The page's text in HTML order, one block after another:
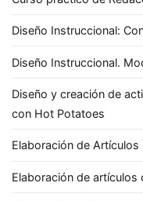
Diseño Instruccional:
Diseño Instruccional.
Diseño y creación de
con Hot Potatoes
Elaboración de Artículos
Elaboración de